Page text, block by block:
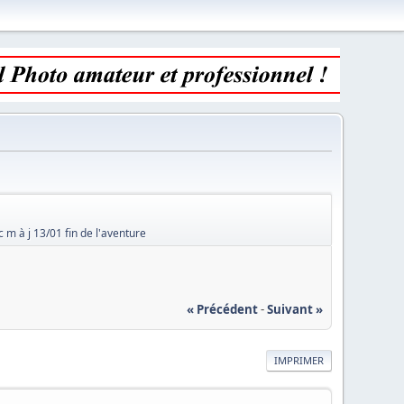
m à j 13/01 fin de l'aventure
« Précédent-Suivant »
IMPRIMER